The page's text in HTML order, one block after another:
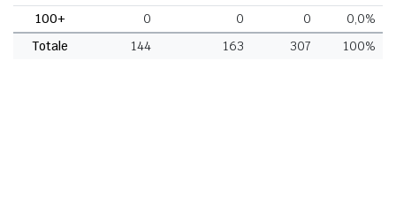
100+
0 0 0
0,0%
Totale
144 163 307 100%